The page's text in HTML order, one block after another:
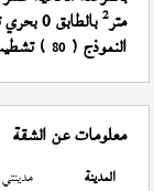
متر2
النموذج (80 ) تشطيب
معلومات عن الشقة
المدينة مدينتي